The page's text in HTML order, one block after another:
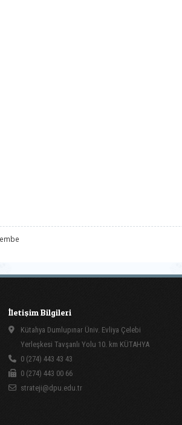
İletişim Bilgileri
Kütahya Dumlupınar Üniv. Evliya Çelebi
Yerleşkesi Tavşanlı Yolu 10. km KÜTAHYA
0 (274) 443 43 43
0 (274) 443 00 66
strateji@dpu.edu.tr